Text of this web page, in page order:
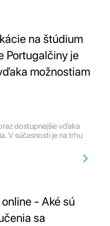
na štúdium
Portugalčiny je
možnostiam
dostupnejšie vďaka
V súčasnosti je na trhu
- Aké sú
sa